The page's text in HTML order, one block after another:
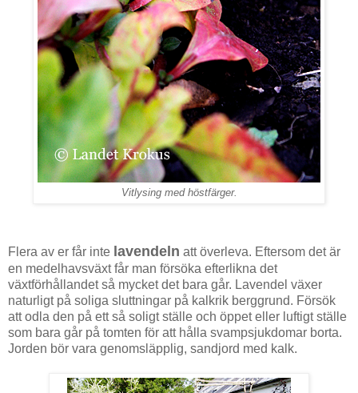
Vitlysing med höstfärger.
Flera av er får inte lavendeln att överleva. Eftersom det är
en medelhavsväxt får man försöka efterlikna det
växtförhållandet så mycket det bara går. Lavendel växer
naturligt på soliga sluttningar på kalkrik berggrund. Försök
att odla den på ett så soligt ställe och öppet eller luftigt ställe
som bara går på tomten för att hålla svampsjukdomar borta.
Jorden bör vara genomsläpplig, sandjord med kalk.